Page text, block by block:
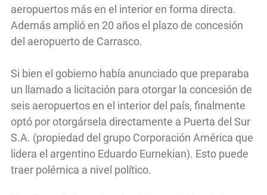
aeropuertos más en el interior en forma directa.
Además amplió en 20 años el plazo de concesión
del aeropuerto de Carrasco.
Si bien el gobierno había anunciado que preparaba
un llamado a licitación para otorgar la concesión de
seis aeropuertos en el interior del país, finalmente
optó por otorgársela directamente a Puerta del Sur
S.A. (propiedad del grupo Corporación América que
lidera el argentino Eduardo Eurnekian). Esto puede
traer polémica a nivel político.